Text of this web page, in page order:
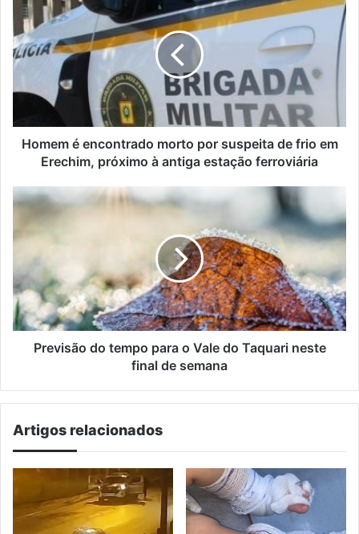
encontrado
morto
por
de
em
Erechim,
próximo
antiga
estação
ferroviária
Homem é encontrado morto por suspeita de frio em
Erechim, próximo à antiga estação ferroviária
Previsão
do
tempo
para
Vale
do
Taquari
neste
Previsão do tempo para o Vale do Taquari neste
final de semana
Artigos relacionados